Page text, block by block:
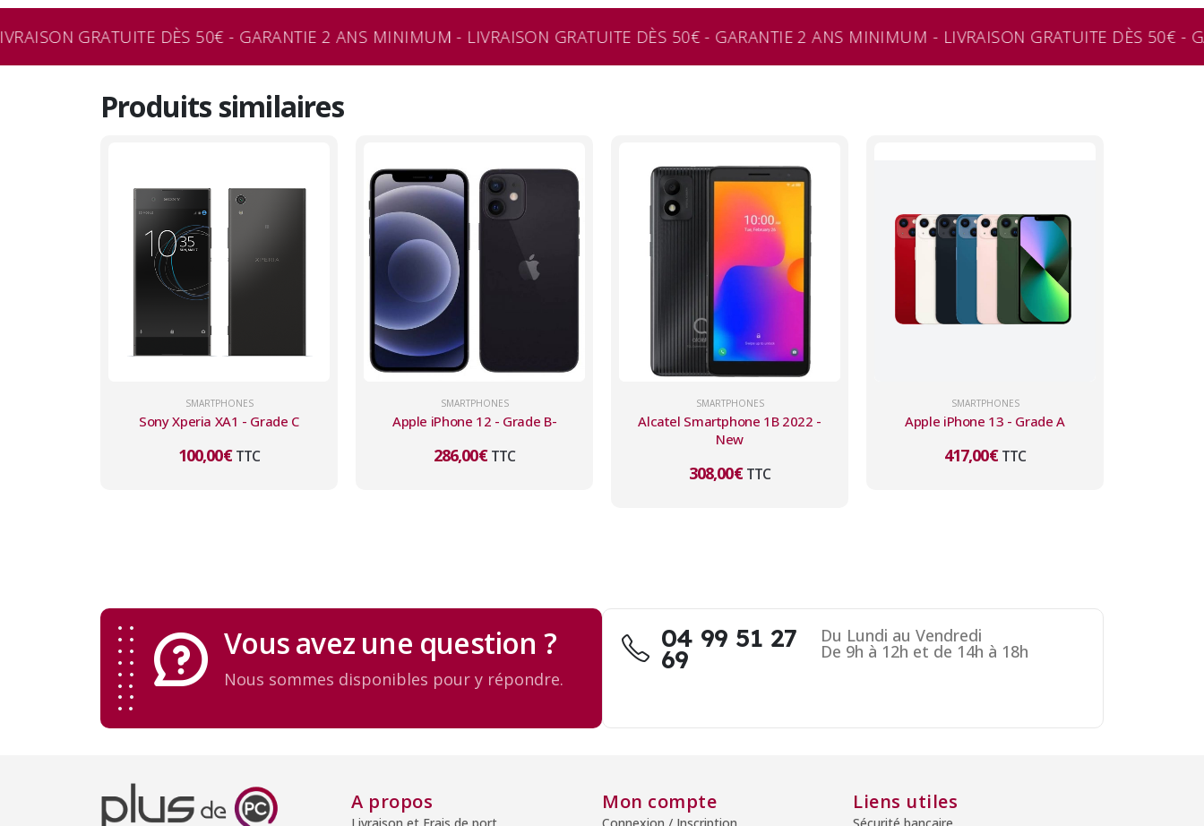
GRATUITE DÈS 50€ - GARANTIE 2 ANS MINIMUM - LIVRAISON GRATUITE DÈS 50€ - GARANTIE 2 ANS MINIMUM - LIVRAISON GRATUITE DÈS 50€
Produits similaires
SMARTPHONES
Sony Xperia XA1 - Grade C
100,00€ TTC
SMARTPHONES
Apple iPhone 12 - Grade B-
286,00€ TTC
SMARTPHONES
Alcatel Smartphone 1B 2022 -
New
308,00€ TTC
SMARTPHONES
Apple iPhone 13 - Grade A
417,00€ TTC
Vous avez une question ?
Nous sommes disponibles pour y répondre.
04 99 51 27
69
Du Lundi au Vendredi
De 9h à 12h et de 14h à 18h
A propos Mon compte Liens utiles